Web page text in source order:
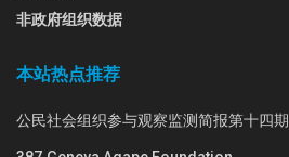
非政府组织数据
本站热点推荐
公民社会组织参与观察监测简报第十四期